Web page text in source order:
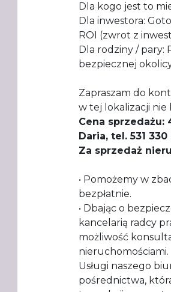
​Dla kogo jest to
​Dla inwestora:
ROI (zwrot z
​Dla rodziny / pary:
bezpiecznej
​Zapraszam do
w tej lokalizacji nie
Cena sprzedażu:
Daria, tel. 531
Za sprzedaż
• Pomożemy w
bezpłatnie.
• Dbając o
kancelarią radcy
możliwość
nieruchomościami.
Usługi naszego
pośrednictwa,